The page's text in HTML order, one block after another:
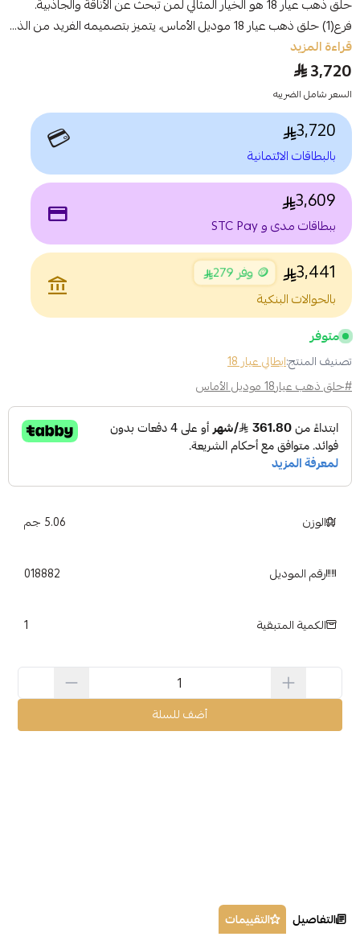
حلق ذهب عيار 18 هو الخيار المثالي لمن تبحث عن الأناقة والجاذبية.
فرع(1) حلق ذهب عيار 18 موديل الأماس، يتميز بتصميمه الفريد من الذ...
قراءة المزيد
3,720
السعر شامل الضريبه
3,720
بالبطاقات الائتمانية 💳
3,609
ببطاقات مدى و STC Pay payment
3,441 🪙 وفر 279
بالحوالات البنكية
account_balance
متوفر
تصنيف المنتج:ايطالي عيار 18
#حلق ذهب عيار18 موديل الأماس
الوزن 5.06 جم
رقم الموديل 018882
الكمية المتبقية 1
أضف للسلة
التفاصيل التقييمات